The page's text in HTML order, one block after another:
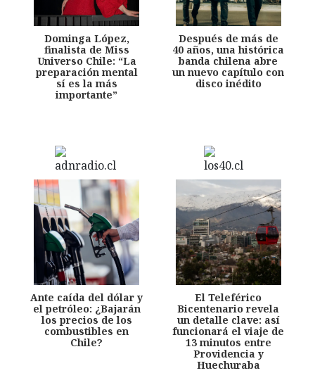
Dominga López,
finalista de Miss
Universo Chile: “La
preparación mental
sí es la más
importante”
Después de más de
40 años, una histórica
banda chilena abre
un nuevo capítulo con
disco inédito
Ante caída del dólar y
el petróleo: ¿Bajarán
los precios de los
combustibles en
Chile?
El Teleférico
Bicentenario revela
un detalle clave: así
funcionará el viaje de
13 minutos entre
Providencia y
Huechuraba